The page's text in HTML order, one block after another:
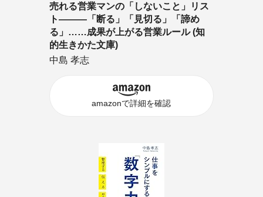
売れる営業マンの「しないこと」リス
ト―――「断る」「見切る」「諦め
る」……成果が上がる営業ルール (知
的生きかた文庫)
中島 孝志
amazonで詳細を確認